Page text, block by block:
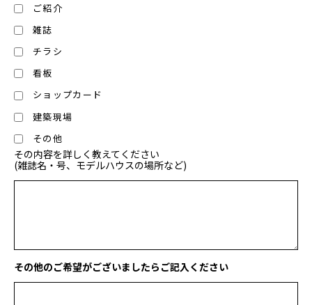
ご紹介
雑誌
チラシ
看板
ショップカード
建築現場
その他
その内容を詳しく教えてください
(雑誌名・号、モデルハウスの場所など)
その他のご希望がございましたら ご記入ください